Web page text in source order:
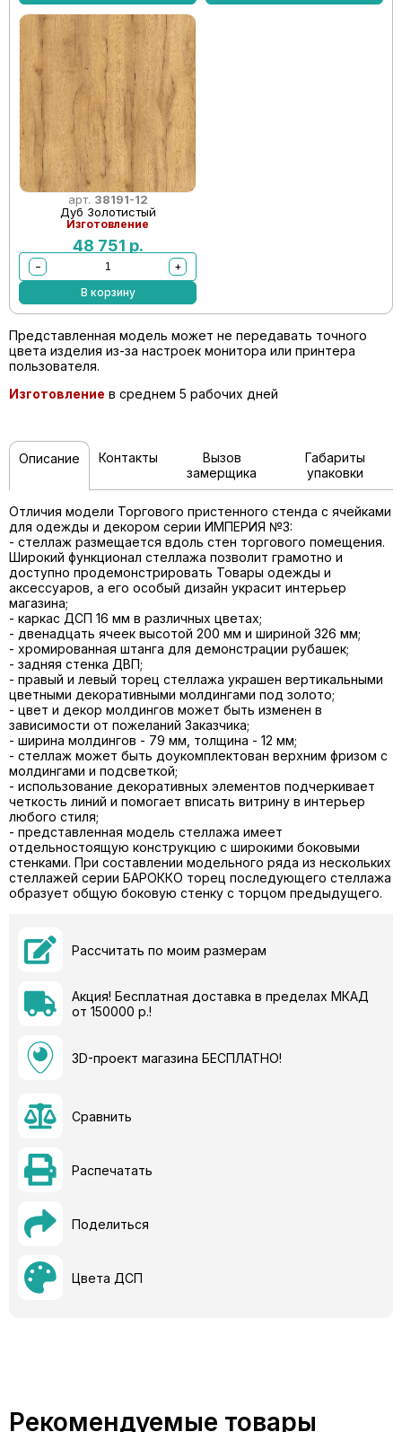
арт. 38191-12
Дуб Золотистый
Изготовление
48 751 р.
−
+
В корзину
Представленная модель может не передавать точного
цвета изделия из-за настроек монитора или принтера
пользователя.
Изготовление в среднем 5 рабочих дней
Описание Контакты
Вызов
замерщика
Габариты
упаковки
Отличия модели Торгового пристенного стенда с ячейками
для одежды и декором серии ИМПЕРИЯ №3:
- стеллаж размещается вдоль стен торгового помещения.
Широкий функционал стеллажа позволит грамотно и
доступно продемонстрировать Товары одежды и
аксессуаров, а его особый дизайн украсит интерьер
магазина;
- каркас ДСП 16 мм в различных цветах;
- двенадцать ячеек высотой 200 мм и шириной 326 мм;
- хромированная штанга для демонстрации рубашек;
- задняя стенка ДВП;
- правый и левый торец стеллажа украшен вертикальными
цветными декоративными молдингами под золото;
- цвет и декор молдингов может быть изменен в
зависимости от пожеланий Заказчика;
- ширина молдингов - 79 мм, толщина - 12 мм;
- стеллаж может быть доукомплектован верхним фризом с
молдингами и подсветкой;
- использование декоративных элементов подчеркивает
четкость линий и помогает вписать витрину в интерьер
любого стиля;
- представленная модель стеллажа имеет
отдельностоящую конструкцию с широкими боковыми
стенками. При составлении модельного ряда из нескольких
стеллажей серии БАРОККО торец последующего стеллажа
образует общую боковую стенку с торцом предыдущего.
Рассчитать по моим размерам
Акция! Бесплатная доставка в пределах МКАД
от 150000 р.!
3D-проект магазина БЕСПЛАТНО!
Сравнить
Распечатать
Поделиться
Цвета ДСП
Рекомендуемые товары